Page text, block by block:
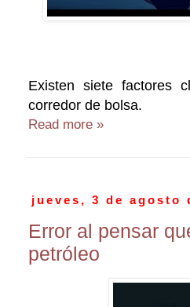
Existen siete factores
corredor de bolsa.
Read more »
jueves, 3 de agosto
Error al pensar
petróleo